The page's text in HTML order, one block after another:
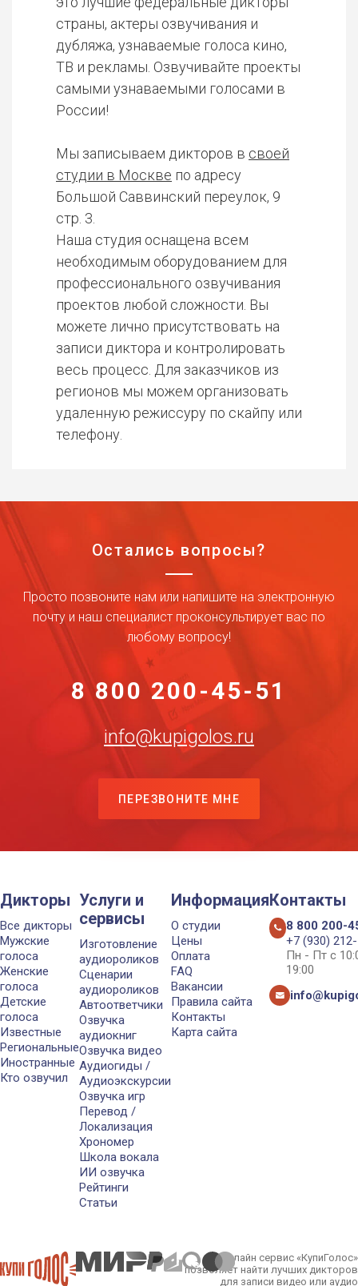
страны, актеры озвучивания и
дубляжа, узнаваемые голоса кино,
ТВ и рекламы. Озвучивайте проекты
самыми узнаваемыми голосами в
России!
Мы записываем дикторов в своей
студии в Москве по адресу
Большой Саввинский переулок, 9
стр. 3.
Наша студия оснащена всем
необходимым оборудованием для
профессионального озвучивания
проектов любой сложности. Вы
можете лично присутствовать на
записи диктора и контролировать
весь процесс. Для заказчиков из
регионов мы можем организовать
удаленную режиссуру по скайпу или
телефону.
Остались вопросы?
Просто позвоните нам или напишите на электронную
почту и наш специалист проконсультирует вас по
любому вопросу!
8 800 200-45-51
info@kupigolos.ru
ПЕРЕЗВОНИТЕ МНЕ
Дикторы
Все дикторы
Мужские
голоса
Женские
голоса
Детские
голоса
Известные
Региональные
Иностранные
Кто озвучил
Услуги и
сервисы
Изготовление
аудиороликов
Сценарии
аудиороликов
Автоответчики
Озвучка
аудиокниг
Озвучка видео
Аудиогиды /
Аудиоэкскурсии
Озвучка игр
Перевод /
Локализация
Хрономер
Школа вокала
ИИ озвучка
Рейтинги
Статьи
Информация
О студии
Цены
Оплата
FAQ
Вакансии
Правила сайта
Контакты
Карта сайта
Контакты
8 800 200-
+7 (930)
Пн - Пт с
19:00
Онлайн сервис «КупиГолос»
позволяет найти лучших дикторов
для записи видео или аудио